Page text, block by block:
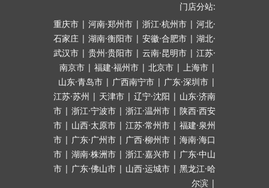
门店分站:
重庆市 | 河南·郑州市 | 浙江·杭州市 | 河北·
石家庄 | 湖南·衡阳市 | 安徽·合肥市 | 湖北·
武汉市 | 贵州·贵阳市 | 云南·昆明市 | 江苏·
南京市 | 福建·福州市 | 北京市 | 上海市 |
山东·青岛市 | 广西南宁市 | 广东·深圳市 |
江苏·苏州 | 天津市 | 辽宁·沈阳 | 山东·济南
市 | 浙江·宁波市 | 浙江·温州市 | 陕西·西安
市 | 山西·太原市 | 江苏·常州市 | 福建·泉州
市 | 广东·广州市 | 广西·柳州市 | 海南·海口
市 | 湖南·株洲市 | 浙江·嘉兴市 | 广东·中山
市 | 广东·佛山市 | 山西·运城市 | 黑龙江·哈
尔滨 |